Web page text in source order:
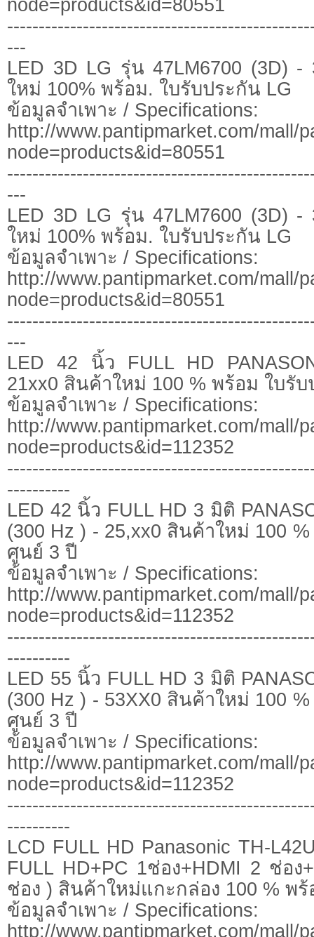
node=products&id=80551
---
LED 3D LG รุ่น 47LM6700 (3D)
ใหม่ 100% พร้อม. ใบรับประกัน LG
ข้อมูลจำเพาะ / Specifications:
http://www.pantipmarket.com/mall/
node=products&id=80551
---
LED 3D LG รุ่น 47LM7600 (3D)
ใหม่ 100% พร้อม. ใบรับประกัน LG
ข้อมูลจำเพาะ / Specifications:
http://www.pantipmarket.com/mall/
node=products&id=80551
---
LED 42 นิ้ว FULL HD
21xx0 สินค้าใหม่ 100 % พร้อม ใบรั
ข้อมูลจำเพาะ / Specifications:
http://www.pantipmarket.com/mall/
node=products&id=112352
----------
LED 42 นิ้ว FULL HD 3 มิติ
(300 Hz ) - 25,xx0 สินค้าใหม่ 100
ศูนย์ 3 ปี
ข้อมูลจำเพาะ / Specifications:
http://www.pantipmarket.com/mall/
node=products&id=112352
----------
LED 55 นิ้ว FULL HD 3 มิติ
(300 Hz ) - 53XX0 สินค้าใหม่ 100
ศูนย์ 3 ปี
ข้อมูลจำเพาะ / Specifications:
http://www.pantipmarket.com/mall/
node=products&id=112352
----------
LCD FULL HD Panasonic TH-
FULL HD+PC 1ช่อง+HDMI 2 ช่อง
ช่อง ) สินค้าใหม่แกะกล่อง 100 % พ
ข้อมูลจำเพาะ / Specifications:
http://www.pantipmarket.com/mall/